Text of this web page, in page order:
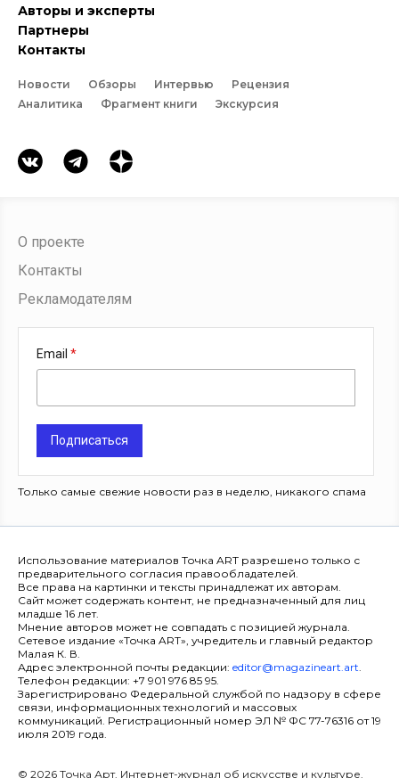
Авторы и эксперты
Партнеры
Контакты
Новости Обзоры Интервью
Рецензия
Аналитика
Фрагмент книги Экскурсия
О проекте
Контакты
Рекламодателям
Email
Подписаться
Только самые свежие новости раз в неделю, никакого спама
Использование материалов Точка ART разрешено только с
предварительного согласия правообладателей.
Все права на картинки и тексты принадлежат их авторам.
Сайт может содержать контент, не предназначенный для лиц
младше 16 лет.
Мнение авторов может не совпадать с позицией журнала.
Сетевое издание «Точка ART», учредитель и главный редактор
Малая К. В.
Адрес электронной почты редакции: editor@magazineart.art.
Телефон редакции: +7 901 976 85 95.
Зарегистрировано Федеральной службой по надзору в сфере
связи, информационных технологий и массовых
коммуникаций. Регистрационный номер ЭЛ № ФС 77-76316 от 19
июля 2019 года.
© 2026 Точка Арт. Интернет-журнал об искусстве и культуре.